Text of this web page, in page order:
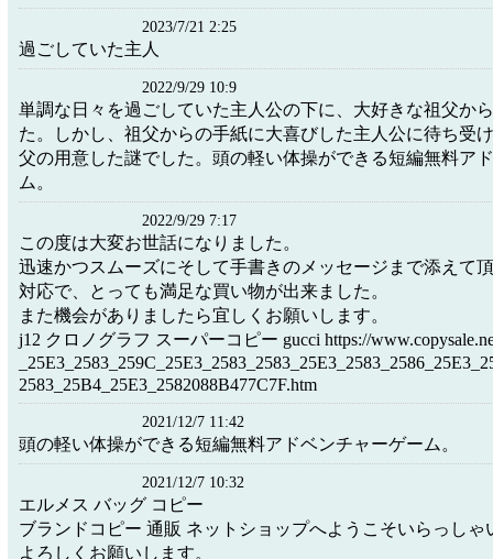
2023/7/21 2:25
過ごしていた主人
2022/9/29 10:9
単調な日々を過ごしていた主人公の下に、大好きな祖父か
た。しかし、祖父からの手紙に大喜びした主人公に待ち受
父の用意した謎でした。頭の軽い体操ができる短編無料ア
ム。
2022/9/29 7:17
この度は大変お世話になりました。
迅速かつスムーズにそして手書きのメッセージまで添えて
対応で、とっても満足な買い物が出来ました。
また機会がありましたら宜しくお願いします。
j12 クロノグラフ スーパーコピー gucci https://
2583_25B4_25E3_2582088B477C7F.htm
2021/12/7 11:42
頭の軽い体操ができる短編無料アドベンチャーゲーム。
2021/12/7 10:32
エルメス バッグ コピー
ブランドコピー 通販 ネットショップへようこそいらっしゃ
よろしくお願いします。